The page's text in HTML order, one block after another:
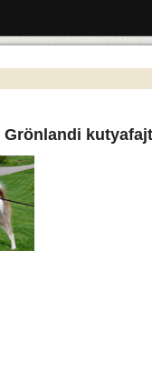
Grönlandi